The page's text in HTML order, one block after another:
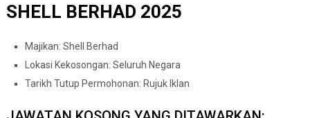
SHELL BERHAD 2025
Majikan: Shell Berhad
Lokasi Kekosongan: Seluruh Negara
Tarikh Tutup Permohonan: Rujuk Iklan